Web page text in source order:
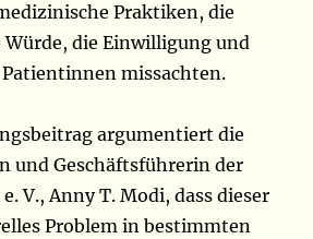
Praktiken, die
Würde, die Einwilligung und
missachten.
argumentiert die
und Geschäftsführerin der
V., Anny T. Modi, dass dieser
Problem in bestimmten